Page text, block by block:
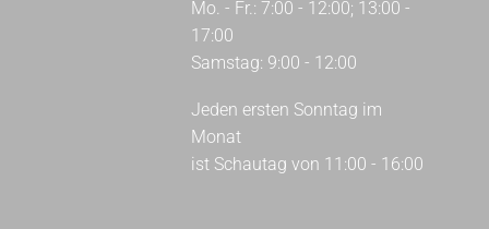
Mo. - Fr.: 7:00 - 12:00; 13:00 -
17:00
Samstag: 9:00 - 12:00
Jeden ersten Sonntag im
Monat
ist Schautag von 11:00 - 16:00